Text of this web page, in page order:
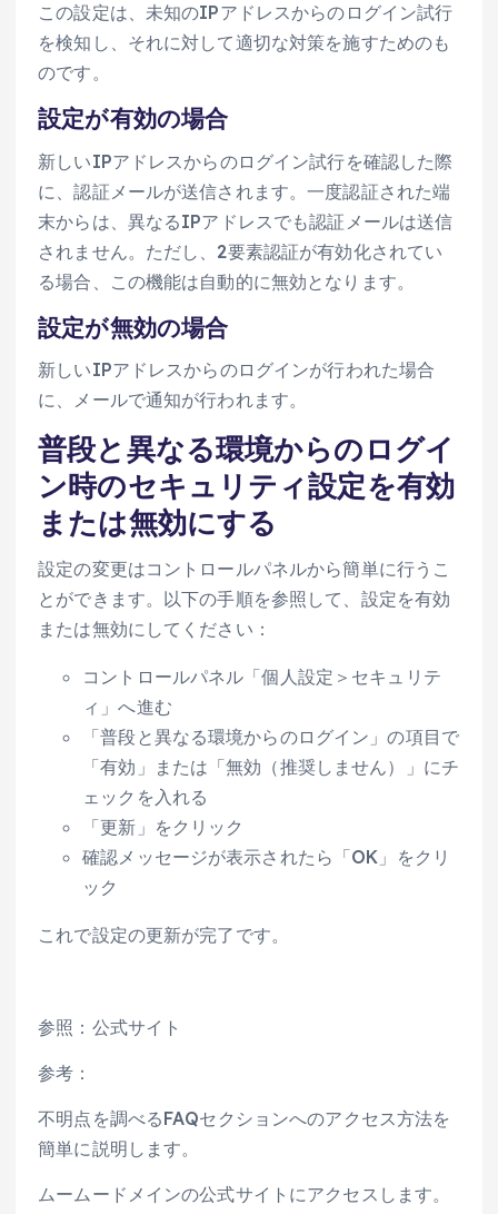
この設定は、未知のIPアドレスからのログイン試行
を検知し、それに対して適切な対策を施すためのも
のです。
設定が有効の場合
新しいIPアドレスからのログイン試行を確認した際
に、認証メールが送信されます。一度認証された端
末からは、異なるIPアドレスでも認証メールは送信
されません。ただし、2要素認証が有効化されてい
る場合、この機能は自動的に無効となります。
設定が無効の場合
新しいIPアドレスからのログインが行われた場合
に、メールで通知が行われます。
普段と異なる環境からのログイ
ン時のセキュリティ設定を有効
または無効にする
設定の変更はコントロールパネルから簡単に行うこ
とができます。以下の手順を参照して、設定を有効
または無効にしてください：
コントロールパネル「個人設定＞セキュリテ
ィ」へ進む
「普段と異なる環境からのログイン」の項目で
「有効」または「無効（推奨しません）」にチ
ェックを入れる
「更新」をクリック
確認メッセージが表示されたら「OK」をクリ
ック
これで設定の更新が完了です。
参照：公式サイト
参考：
不明点を調べるFAQセクションへのアクセス方法を
簡単に説明します。
ムームードメインの公式サイトにアクセスします。